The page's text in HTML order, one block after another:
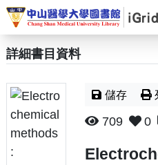
詳細書目資料
儲存
709 0